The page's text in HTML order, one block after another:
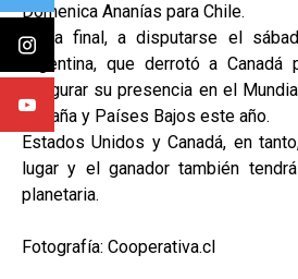
Domenica Ananías para Chile.
En la final, a disputarse el
Argentina, que derrotó a
asegurar su presencia en el
España y Países Bajos este año.
Estados Unidos y Canadá, en
lugar y el ganador también
planetaria.
Fotografía: Cooperativa.cl